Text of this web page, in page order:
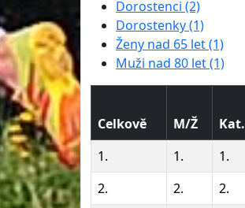
Dorostenci (2)
Dorostenky (1)
Ženy nad 65 let (1)
Muži nad 80 let (1)
Celkově M/Ž Kat.
1.
1. 1.
2.
2. 2.